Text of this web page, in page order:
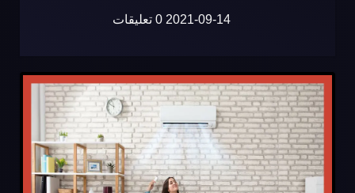
2021-09-14 0 تعليقات